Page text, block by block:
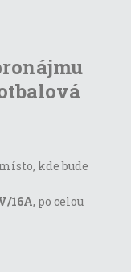
kde bude
16A, po celou